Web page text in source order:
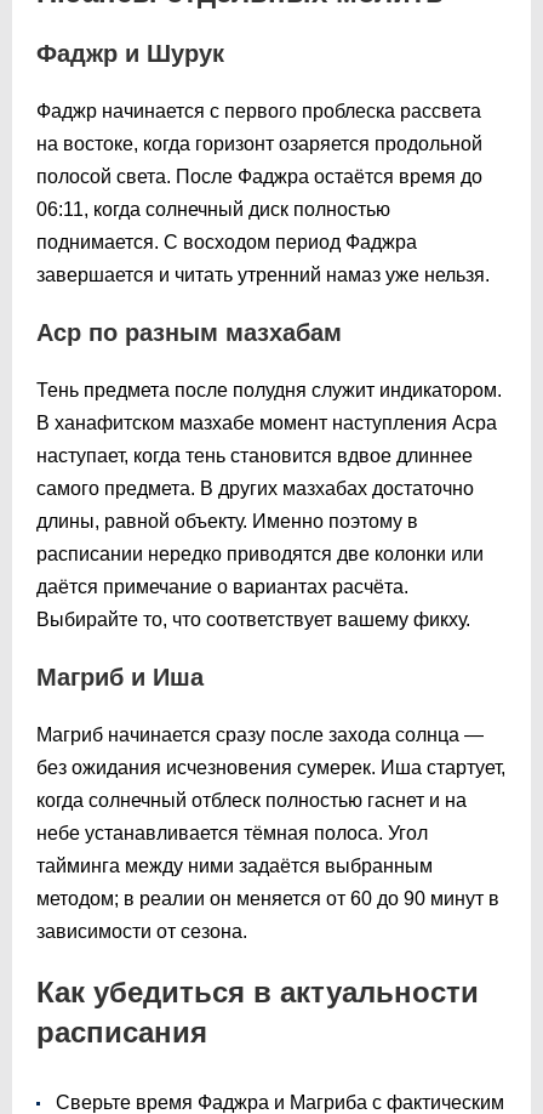
Фаджр и Шурук
Фаджр начинается с первого проблеска рассвета
на востоке, когда горизонт озаряется продольной
полосой света. После Фаджра остаётся время до
06:11, когда солнечный диск полностью
поднимается. С восходом период Фаджра
завершается и читать утренний намаз уже нельзя.
Аср по разным мазхабам
Тень предмета после полудня служит индикатором.
В ханафитском мазхабе момент наступления Асра
наступает, когда тень становится вдвое длиннее
самого предмета. В других мазхабах достаточно
длины, равной объекту. Именно поэтому в
расписании нередко приводятся две колонки или
даётся примечание о вариантах расчёта.
Выбирайте то, что соответствует вашему фикху.
Магриб и Иша
Магриб начинается сразу после захода солнца —
без ожидания исчезновения сумерек. Иша стартует,
когда солнечный отблеск полностью гаснет и на
небе устанавливается тёмная полоса. Угол
тайминга между ними задаётся выбранным
методом; в реалии он меняется от 60 до 90 минут в
зависимости от сезона.
Как убедиться в актуальности
расписания
Сверьте время Фаджра и Магриба с фактическим